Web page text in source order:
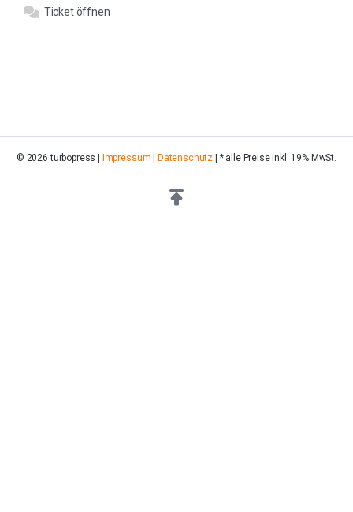
Ticket öffnen
© 2026 turbopress | Impressum Datenschutz | * alle Preise inkl. 19% MwSt.